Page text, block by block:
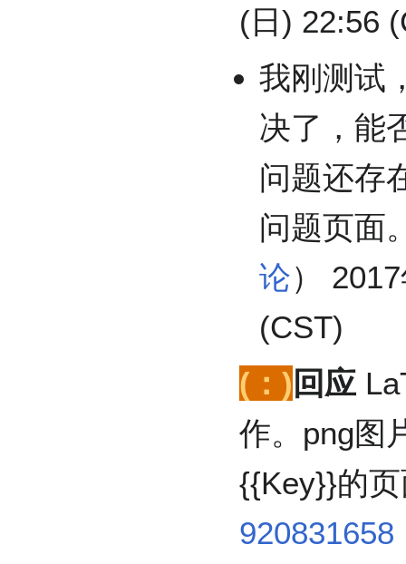
(日) 22:56
我刚测试
决了，能
问题还存
问题页面
论）
(CST)
(：) 回应
作。png图
{{Key}}的
920831658